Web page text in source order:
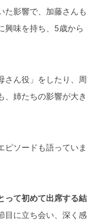
た影響で、加藤さんも
興味を持ち、5歳から
さん役」をしたり、周
、姉たちの影響が大き
ピソードも語っていま
って初めて出席する結
目に立ち会い、深く感